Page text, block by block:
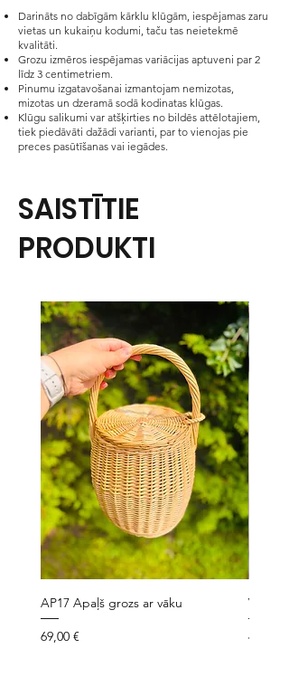
Darināts no dabīgām kārklu klūgām, iespējamas zaru
vietas un kukaiņu kodumi, taču tas neietekmē
kvalitāti.
Grozu izmēros iespējamas variācijas aptuveni par 2
līdz 3 centimetriem.
Pinumu izgatavošanai izmantojam nemizotas,
mizotas un dzeramā sodā kodinatas klūgas.
Klūgu salikumi var atšķirties no bildēs attēlotajiem,
tiek piedāvāti dažādi varianti, par to vienojas pie
preces pasūtīšanas vai iegādes.
SAISTĪTIE
PRODUKTI
AP17 Apaļš grozs ar vāku
Cena
69,00 €
VLG7
Cena
49,00 €